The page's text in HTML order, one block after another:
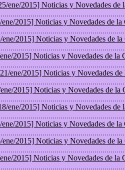
ene/2015] Noticias y Novedades de
ene/2015] Noticias y Novedades de la
ene/2015] Noticias y Novedades de
2015] Noticias y Novedades de la
ene/2015] Noticias y Novedades
2015] Noticias y Novedades de la
ene/2015] Noticias y Novedades de
ene/2015] Noticias y Novedades de la
ene/2015] Noticias y Novedades de
2015] Noticias y Novedades de la